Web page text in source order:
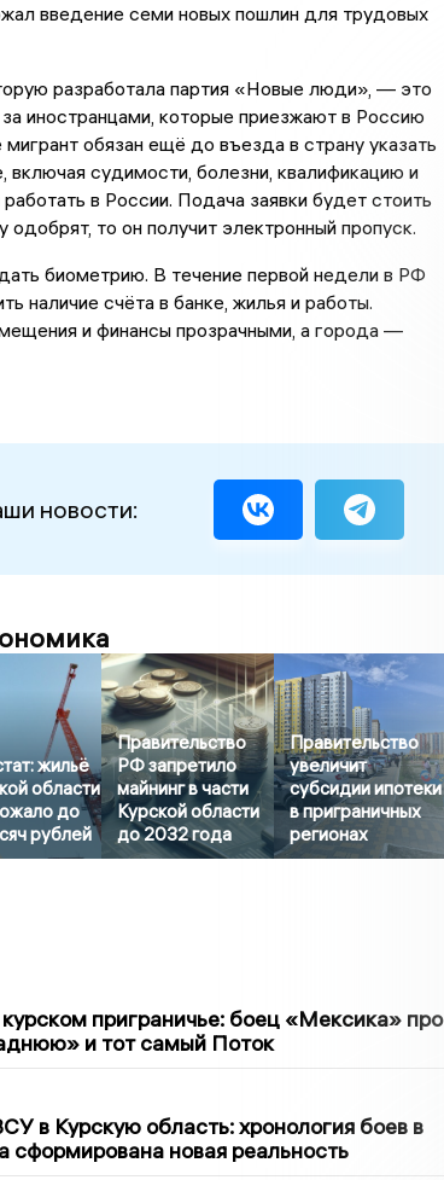
введение семи новых пошлин для трудовых
разработала партия «Новые люди», — это
иностранцами, которые приезжают в Россию
обязан ещё до въезда в страну указать
судимости, болезни, квалификацию и
в России. Подача заявки будет стоить
одобрят, то он получит электронный пропуск.
биометрию. В течение первой недели в РФ
наличие счёта в банке, жилья и работы.
и финансы прозрачными, а города —
новости:
жильё
области
до
рублей
Правительство
РФ запретило
майнинг в части
Курской области
до 2032 года
Правительство
увеличит
субсидии ипотеки
в приграничных
регионах
приграничье: боец «Мексика» про
и тот самый Поток
в Курскую область: хронология боев в
сформирована новая реальность